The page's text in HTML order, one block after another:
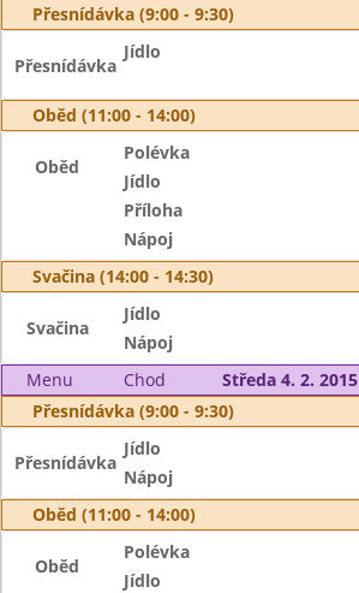
Přesnídávka (9:00 - 9:30)
Přesnídávka
Jídlo
Oběd (11:00 - 14:00)
Oběd
Polévka
Jídlo
Příloha
Nápoj
Svačina (14:00 - 14:30)
Svačina
Jídlo
Nápoj
Menu
Chod
Středa 4. 2. 2015
Přesnídávka (9:00 - 9:30)
Přesnídávka
Jídlo
Nápoj
Oběd (11:00 - 14:00)
Oběd
Polévka
Jídlo